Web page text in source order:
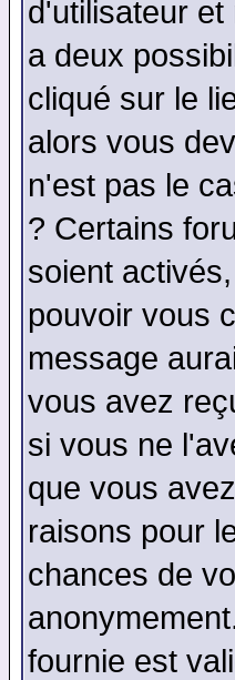
d'utilisateur
a deux
cliqué sur le
alors vous
n'est pas le
? Certains
soient
pouvoir vous
message
vous avez
si vous ne
que vous
raisons pour
chances de
fournie est